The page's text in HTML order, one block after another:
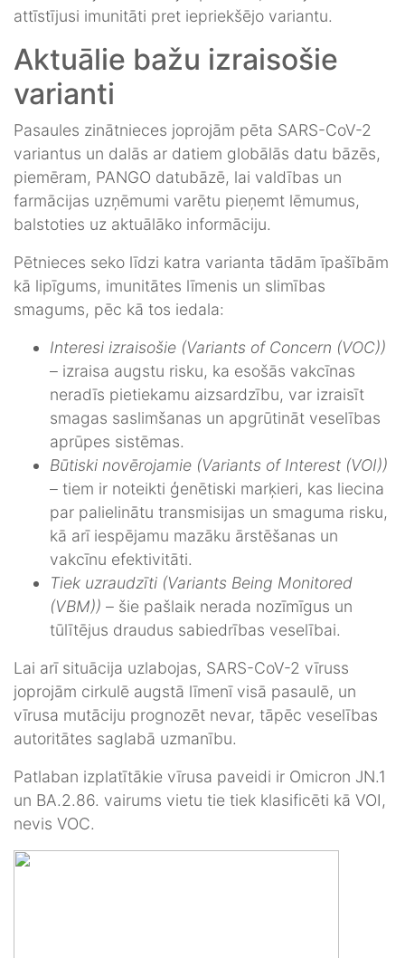
attīstījusi imunitāti pret iepriekšējo variantu.
Aktuālie bažu izraisošie
varianti
Pasaules zinātnieces joprojām pēta SARS-CoV-2
variantus un dalās ar datiem globālās datu bāzēs,
piemēram, PANGO datubāzē, lai valdības un
farmācijas uzņēmumi varētu pieņemt lēmumus,
balstoties uz aktuālāko informāciju.
Pētnieces seko līdzi katra varianta tādām īpašībām
kā lipīgums, imunitātes līmenis un slimības
smagums, pēc kā tos iedala:
Interesi izraisošie (Variants of Concern (VOC))
– izraisa augstu risku, ka esošās vakcīnas
neradīs pietiekamu aizsardzību, var izraisīt
smagas saslimšanas un apgrūtināt veselības
aprūpes sistēmas.
Būtiski novērojamie (Variants of Interest (VOI))
– tiem ir noteikti ģenētiski marķieri, kas liecina
par palielinātu transmisijas un smaguma risku,
kā arī iespējamu mazāku ārstēšanas un
vakcīnu efektivitāti.
Tiek uzraudzīti (Variants Being Monitored
(VBM)) – šie pašlaik nerada nozīmīgus un
tūlītējus draudus sabiedrības veselībai.
Lai arī situācija uzlabojas, SARS-CoV-2 vīruss
joprojām cirkulē augstā līmenī visā pasaulē, un
vīrusa mutāciju prognozēt nevar, tāpēc veselības
autoritātes saglabā uzmanību.
Patlaban izplatītākie vīrusa paveidi ir Omicron JN.1
un BA.2.86. vairums vietu tie tiek klasificēti kā VOI,
nevis VOC.